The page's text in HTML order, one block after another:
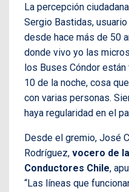
La percepción
Sergio Bastidas,
desde hace más de 50
donde vivo yo las
los Buses Cóndor
10 de la noche, cosa
con varias personas.
haya regularidad en el
Desde el gremio, José
Rodríguez, vocero de
Conductores Chile,
“Las líneas que